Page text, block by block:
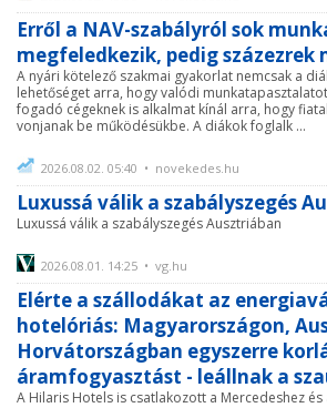
Erről a NAV-szabályról sok
megfeledkezik, pedig
A nyári kötelező szakmai gyakorlat nemcsak a
lehetőséget arra, hogy valódi
fogadó cégeknek is alkalmat kínál arra, hogy
vonjanak be működésükbe. A diákok foglalk ...
2026.08.02. 05:40 • novekedes.hu
Luxussá válik a szabályszegés
Luxussá válik a szabályszegés Ausztriában
2026.08.01. 14:25 • vg.hu
Elérte a szállodákat az
hotelóriás: Magyarországon,
Horvátországban egyszerre
áramfogyasztást - leállnak a
A Hilaris Hotels is csatlakozott a Mercedeshez és